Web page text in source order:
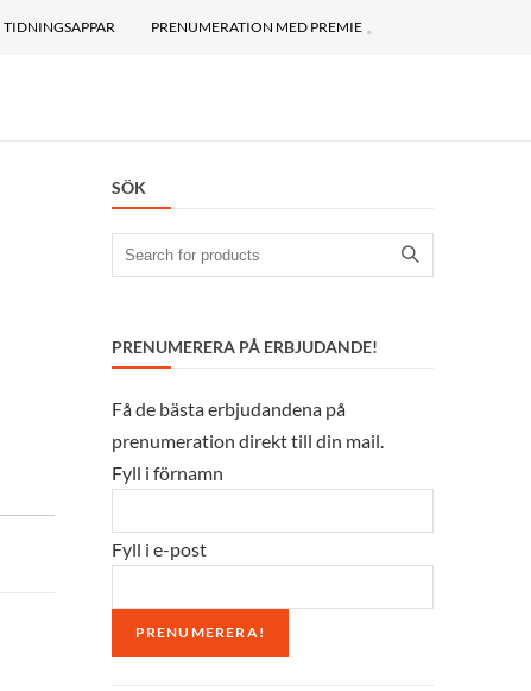
TIDNINGSAPPAR PRENUMERATION MED PREMIE
SÖK
Search
for:
PRENUMERERA PÅ ERBJUDANDE!
Få de bästa erbjudandena på
prenumeration direkt till din mail.
Fyll i förnamn
Fyll i e-post